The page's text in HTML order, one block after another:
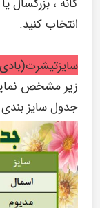
انتخاب کنید.
زیر مشخص
جدول سایز